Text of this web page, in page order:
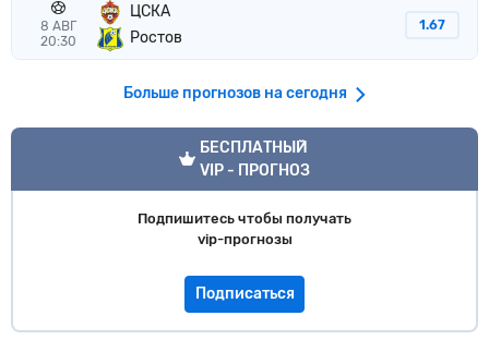
8 АВГ
20:30
ЦСКА
Ростов
1.67
Больше прогнозов на сегодня
VIP прогноз
БЕСПЛАТНЫЙ
VIP - ПРОГНОЗ
Подпишитесь чтобы получать
vip-прогнозы
Подписаться